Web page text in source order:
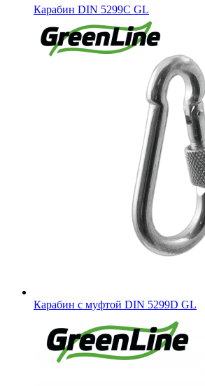
Карабин DIN 5299C GL
Карабин с муфтой DIN 5299D GL